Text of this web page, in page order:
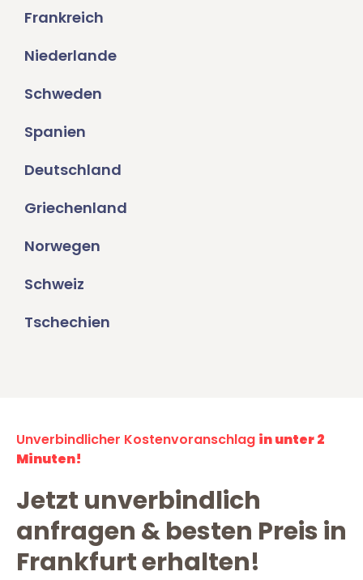
Frankreich
Niederlande
Schweden
Spanien
Deutschland
Griechenland
Norwegen
Schweiz
Tschechien
Unverbindlicher Kostenvoranschlag in unter 2
Minuten!
Jetzt unverbindlich
anfragen & besten Preis in
Frankfurt erhalten!